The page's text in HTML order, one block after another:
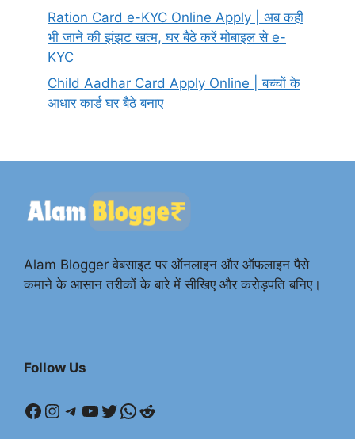
Ration Card e-KYC Online Apply | अब कही
भी जाने की झंझट खत्म, घर बैठे करें मोबाइल से e-
KYC
Child Aadhar Card Apply Online | बच्चों के
आधार कार्ड घर बैठे बनाए
Alam Blogger वेबसाइट पर ऑनलाइन और ऑफलाइन पैसे
कमाने के आसान तरीकों के बारे में सीखिए और करोड़पति बनिए।
Follow Us
Facebook
Instagram
Telegram
YouTube
Twitter
WhatsApp
Reddit